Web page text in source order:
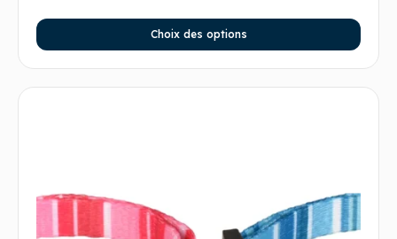
Choix des options